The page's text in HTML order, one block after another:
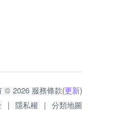
© 2026 服務條款(更新)
| 隱私權 | 分類地圖